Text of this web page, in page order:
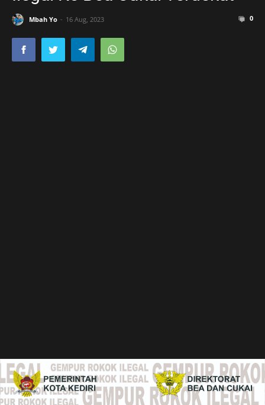
Mbah Yo 16 Aug, 2023 0